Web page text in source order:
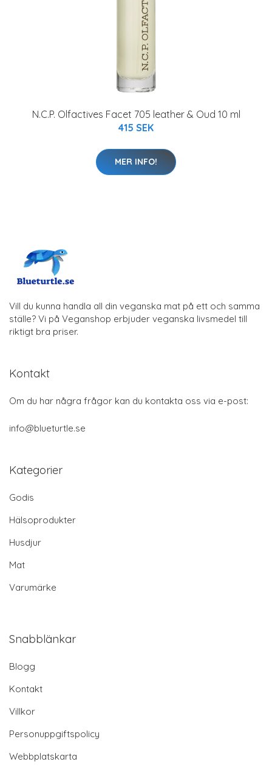
N.C.P. Olfactives Facet 705 leather & Oud 10 ml
415 SEK
MER INFO!
Vill du kunna handla all din veganska mat på ett och samma
ställe? Vi på Veganshop erbjuder veganska livsmedel till
riktigt bra priser.
Kontakt
Om du har några frågor kan du kontakta oss via e-post:
info@blueturtle.se
Kategorier
Godis
Hälsoprodukter
Husdjur
Mat
Varumärke
Snabblänkar
Blogg
Kontakt
Villkor
Personuppgiftspolicy
Webbplatskarta